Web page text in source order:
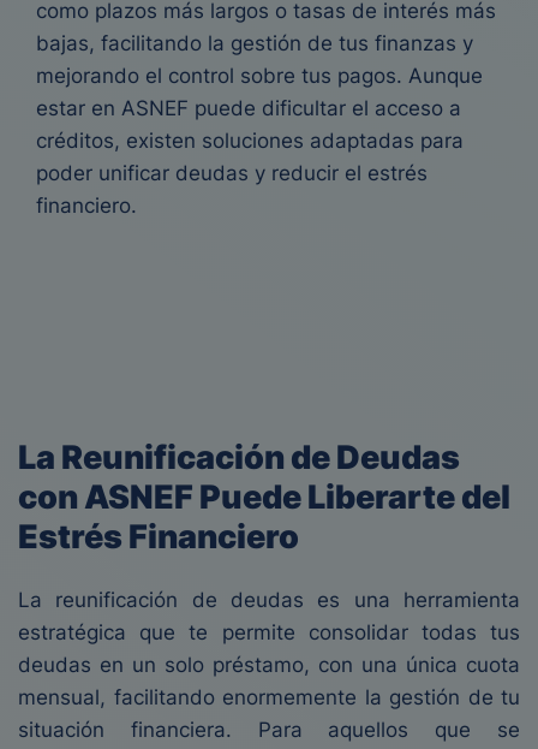
como plazos más largos o tasas de interés más
bajas, facilitando la gestión de tus finanzas y
mejorando el control sobre tus pagos. Aunque
estar en ASNEF puede dificultar el acceso a
créditos, existen soluciones adaptadas para
poder unificar deudas y reducir el estrés
financiero.
La Reunificación de Deudas
con ASNEF Puede Liberarte del
Estrés Financiero
La reunificación de deudas es una herramienta
estratégica que te permite consolidar todas tus
deudas en un solo préstamo, con una única cuota
mensual, facilitando enormemente la gestión de tu
situación financiera. Para aquellos que se